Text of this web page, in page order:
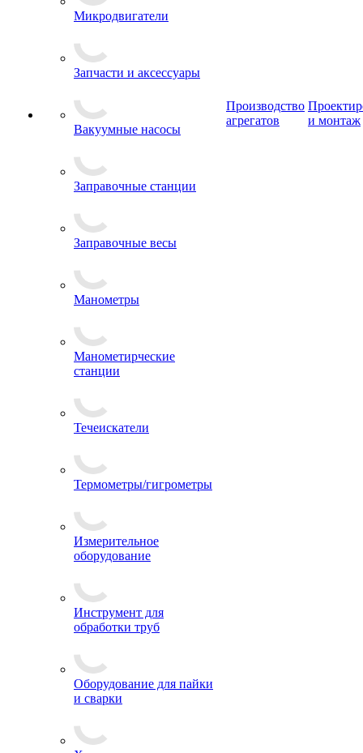
Микродвигатели
Запчасти и аксессуары
Вакуумные насосы
Заправочные станции
Заправочные весы
Манометры
Манометирческие
станции
Течеискатели
Термометры/гигрометры
Измерительное
оборудование
Инструмент для
обработки труб
Оборудование для пайки
и сварки
Производство
агрегатов
и монтаж